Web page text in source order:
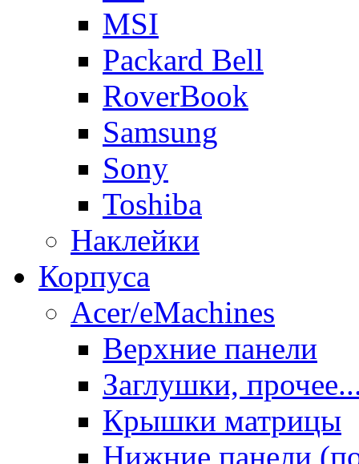
MSI
Packard Bell
RoverBook
Samsung
Sony
Toshiba
Наклейки
Корпуса
Acer/eMachines
Верхние панели
Заглушки,
Крышки матрицы
Нижние панели